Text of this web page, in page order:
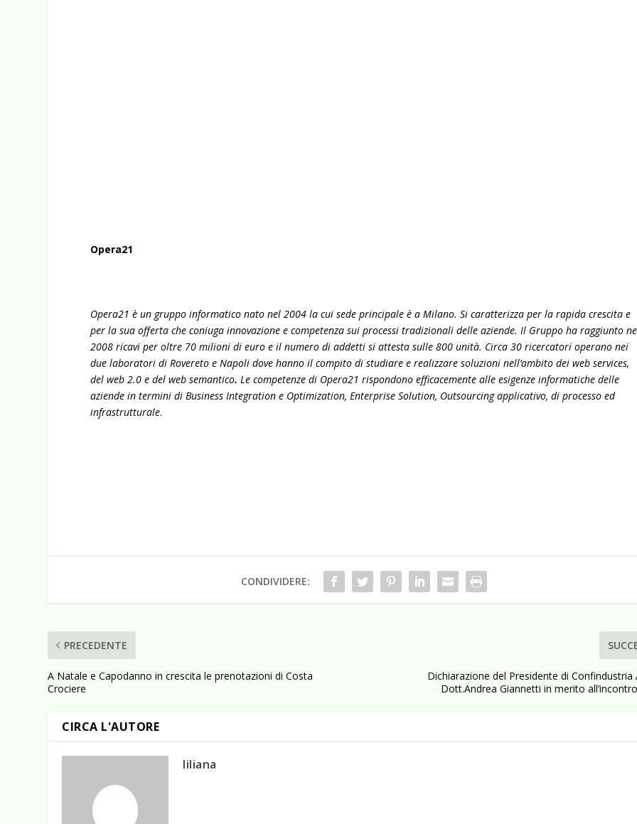
Opera21
Opera21 è un gruppo informatico nato nel 2004 la cui sede principale è a Milano. Si caratterizza per la rapida crescita e
per la sua offerta che coniuga innovazione e competenza sui processi tradizionali delle aziende. Il Gruppo ha raggiunto
2008 ricavi per oltre 70 milioni di euro e il numero di addetti si attesta sulle 800 unità. Circa 30 ricercatori operano nei
due laboratori di Rovereto e Napoli dove hanno il compito di studiare e realizzare soluzioni nell’ambito dei web services,
del web 2.0 e del web semantico.Le competenze di Opera21 rispondono efficacemente alle esigenze informatiche delle
aziende in termini di Business Integration e Optimization, Enterprise Solution, Outsourcing applicativo, di processo ed
infrastrutturale.
CONDIVIDERE:
PRECEDENTE
A Natale e Capodanno in crescita le prenotazioni di Costa
Crociere
Dichiarazione del Presidente di Confindustria
Dott.Andrea Giannetti in merito
CIRCA L'AUTORE
liliana